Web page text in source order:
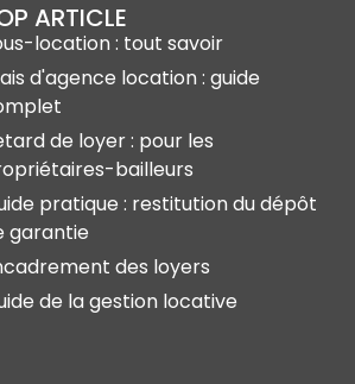
ARTICLE
location : tout savoir
d'agence location : guide
de loyer : pour les
bailleurs
pratique : restitution du dépôt
garantie
des loyers
de la gestion locative